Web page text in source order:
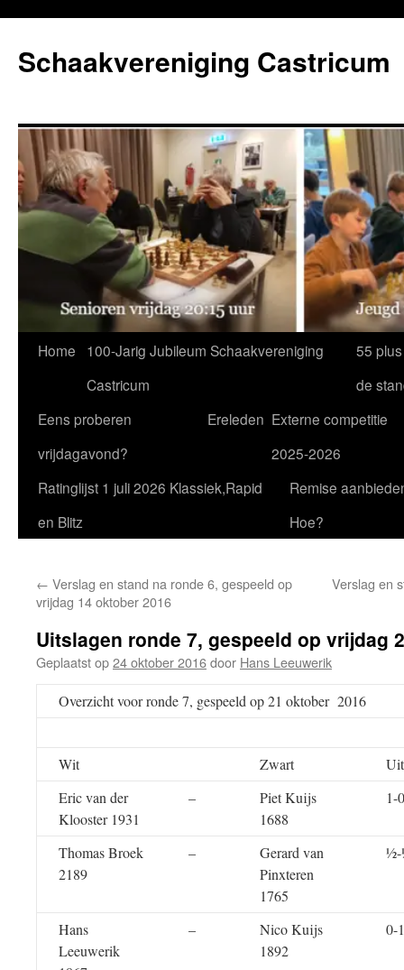
de
inhoud
Schaakvereniging Castricum
Home
100-Jarig Jubileum Schaakvereniging
Castricum
55
de
Eens proberen
vrijdagavond?
Ereleden Externe competitie
2025-2026
Ratinglijst 1 juli 2026 Klassiek,Rapid
en Blitz
Remise
Hoe?
← Verslag en stand na ronde 6, gespeeld op
vrijdag 14 oktober 2016
Verslag en
Uitslagen ronde 7, gespeeld op vrijdag
Geplaatst op24 oktober 2016door Hans Leeuwerik
Overzicht voor ronde 7, gespeeld op 21 oktober 2016
Wit Zwart
Eric van der
Klooster 1931
–
Piet Kuijs
1688
1-0
Thomas Broek
2189
–
Gerard van
Pinxteren
1765
Hans
Leeuwerik
–
Nico Kuijs
1892
0-1